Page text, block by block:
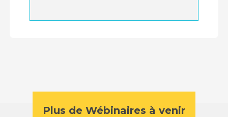
Plus de Wébinaires à venir